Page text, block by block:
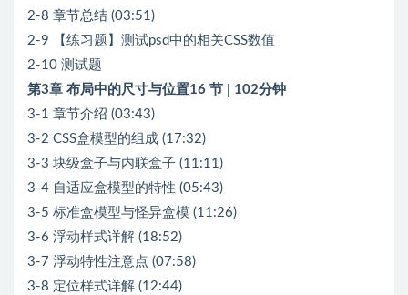
2-8 章节总结 (03:51)
2-9 【练习题】测试psd中的相关CSS数值
2-10 测试题
第3章 布局中的尺寸与位置16 节 | 102分钟
3-1 章节介绍 (03:43)
3-2 CSS盒模型的组成 (17:32)
3-3 块级盒子与内联盒子 (11:11)
3-4 自适应盒模型的特性 (05:43)
3-5 标准盒模型与怪异盒模 (11:26)
3-6 浮动样式详解 (18:52)
3-7 浮动特性注意点 (07:58)
3-8 定位样式详解 (12:44)